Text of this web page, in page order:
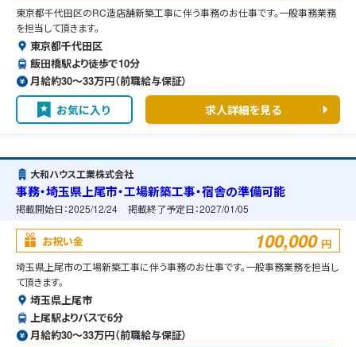
東京都千代田区のRC造店舗新築工事に伴う事務のお仕事です。一般事務業務
を担当して頂きます。
東京都千代田区
飯田橋駅より徒歩で10分
月給約30〜33万円（前職給与保証）
お気に入り 求人詳細を見る
大和ハウス工業株式会社
事務・埼玉県上尾市・工場新築工事・宿舎の準備可能
掲載開始日：2025/12/24 掲載終了予定日：2027/01/05
お祝い金 100,000 円
埼玉県上尾市の工場新築工事に伴う事務のお仕事です。一般事務業務を担当し
て頂きます。
埼玉県上尾市
上尾駅よりバスで6分
月給約30〜33万円（前職給与保証）